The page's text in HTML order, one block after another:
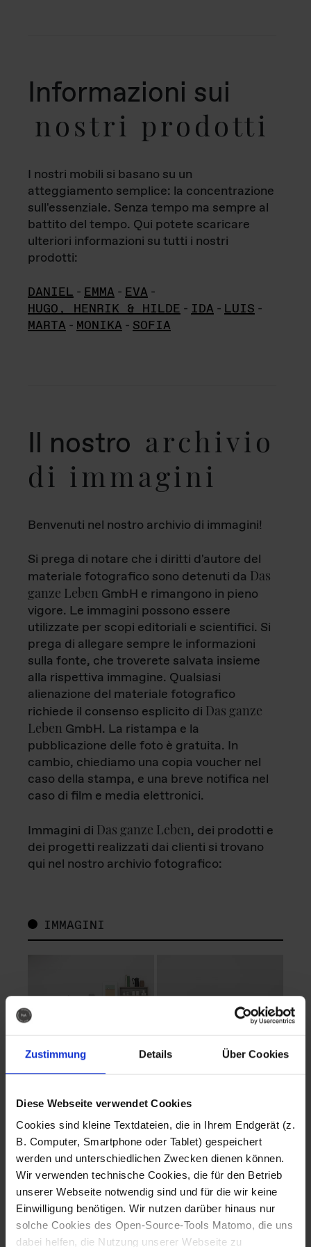
Zustimmung Details Über Cookies
Diese Webseite verwendet Cookies
Cookies sind kleine Textdateien, die in Ihrem Endgerät (z.
B. Computer, Smartphone oder Tablet) gespeichert
werden und unterschiedlichen Zwecken dienen können.
Wir verwenden technische Cookies, die für den Betrieb
unserer Webseite notwendig sind und für die wir keine
Einwilligung benötigen. Wir nutzen darüber hinaus nur
solche Cookies des Open-Source-Tools Matomo, die uns
dabei helfen, die Nutzung unserer Webseite zu
Informazioni sui
nostri prodotti
I nostri mobili si basano su un
atteggiamento semplice: la concentrazione
sull'essenziale. Senza tempo ma sempre al
battito del tempo. Qui potete scaricare
ulteriori informazioni su tutti i nostri
prodotti:
DANIEL - EMMA - EVA -
HUGO, HENRIK & HILDE - IDA - LUIS -
MARTA - MONIKA - SOFIA
Il nostro archivio
di immagini
Benvenuti nel nostro archivio di immagini!
Si prega di notare che i diritti d'autore del
materiale fotografico sono detenuti da Das
ganze Leben GmbH e rimangono in pieno
vigore. Le immagini possono essere
utilizzate per scopi editoriali e scientifici. Si
prega di allegare sempre le informazioni
sulla fonte, che troverete salvata insieme
alla rispettiva immagine. Qualsiasi
alienazione del materiale fotografico
richiede il consenso esplicito di Das ganze
Leben GmbH. La ristampa e la
pubblicazione delle foto è gratuita. In
cambio, chiediamo una copia voucher nel
caso della stampa, e una breve notifica nel
caso di film e media elettronici.
Immagini di Das ganze Leben, dei prodotti e
dei progetti realizzati dai clienti si trovano
qui nel nostro archivio fotografico:
IMMAGINI
Fotografo: Lorenz
Sternbach
Download
Fotografo: Lorenz
Sternbach
Download